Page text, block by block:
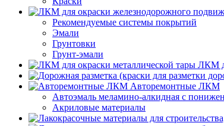
Рекомендуемые системы покрытий
Эмали
Грунтовки
Грунт-эмали
ЛКМ
Авторемонтные ЛКМ
Автоэмаль меламино-алкидная с
Акриловые материалы